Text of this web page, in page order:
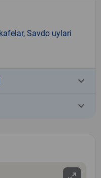
Savdo uylari
keyboard_arrow_down
keyboard_arrow_down